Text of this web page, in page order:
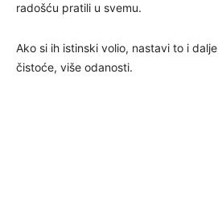
radošću pratili u svemu.
Ako si ih istinski volio, nastavi to i
čistoće, više odanosti.